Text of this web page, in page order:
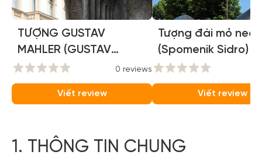
TƯỢNG GUSTAV
MAHLER (GUSTAV
MAHLER STATUE)
0 reviews
Viết review
Tượng đài mỏ neo
(Spomenik Sidro)
Viết review
1. THÔNG TIN CHUNG